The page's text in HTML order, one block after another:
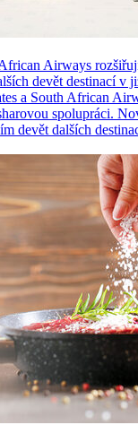
Airways
devět destinací v
a South African
spolupráci.
devět dalších